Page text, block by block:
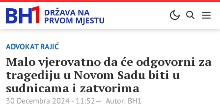
ADVOKAT RAJIĆ
Malo vjerovatno da će odgovorni za
tragediju u Novom Sadu biti u
sudnicama i zatvorima
30 Decembra 2024 - 11:52 Autor: BH1